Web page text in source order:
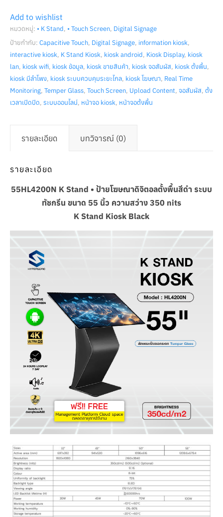
Add to wishlist
หมวดหมู่: • K Stand, • Touch Screen, Digital Signage
ป้ายกำกับ: Capacitive Touch, Digital Signage, information kiosk,
interactive kiosk, K Stand Kiosk, kiosk android, Kiosk Display, kiosk
lan, kiosk wifi, kiosk ข้อมูล, kiosk ขายสินค้า, kiosk จอสัมผัส, kiosk ตั้งพื้น,
kiosk มีลำโพง, kiosk ระบบควบคุมระยะไกล, kiosk โฆษณา, Real Time
Monitoring, Temper Glass, Touch Screen, Upload Content, จอสัมผัส, ตั้ง
เวลาเปิดปิด, ระบบออนไลน์, หน้าจอ kiosk, หน้าจอตั้งพื้น
รายละเอียด บทวิจารณ์ (0)
รายละเอียด
55HL4200N K Stand • ป้ายโฆษณาดิจิตอลตั้งพื้นสีดำ ระบบ
ทัชกรีน ขนาด 55 นิ้ว ความสว่าง 350 nits
K Stand Kiosk Black